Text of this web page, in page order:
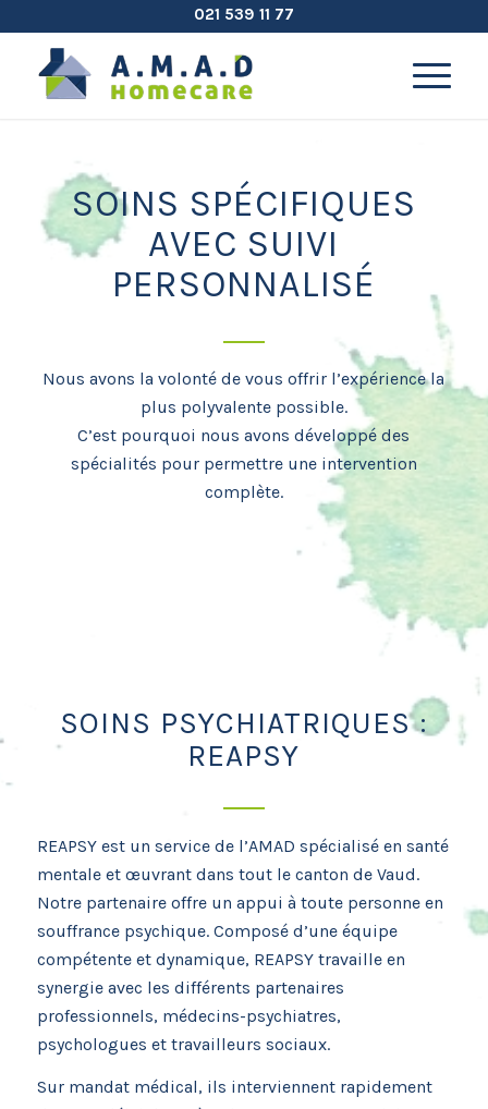
021 539 11 77
SOINS SPÉCIFIQUES
AVEC SUIVI
PERSONNALISÉ
Nous avons la volonté de vous offrir l’expérience la
plus polyvalente possible.
C’est pourquoi nous avons développé des
spécialités pour permettre une intervention
complète.
SOINS PSYCHIATRIQUES :
REAPSY
REAPSY est un service de l’AMAD spécialisé en santé
mentale et œuvrant dans tout le canton de Vaud.
Notre partenaire offre un appui à toute personne en
souffrance psychique. Composé d’une équipe
compétente et dynamique, REAPSY travaille en
synergie avec les différents partenaires
professionnels, médecins-psychiatres,
psychologues et travailleurs sociaux.
Sur mandat médical, ils interviennent rapidement